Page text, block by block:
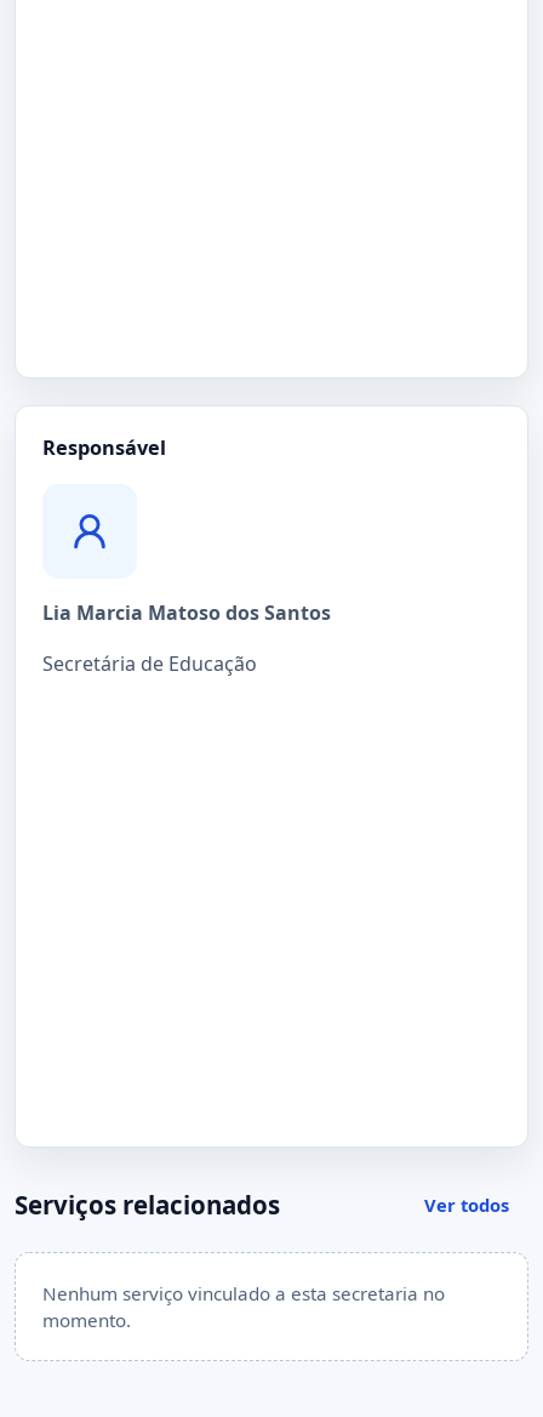
Responsável
Lia Marcia Matoso dos Santos
Secretária de Educação
Serviços relacionados Ver todos
Nenhum serviço vinculado a esta secretaria no
momento.